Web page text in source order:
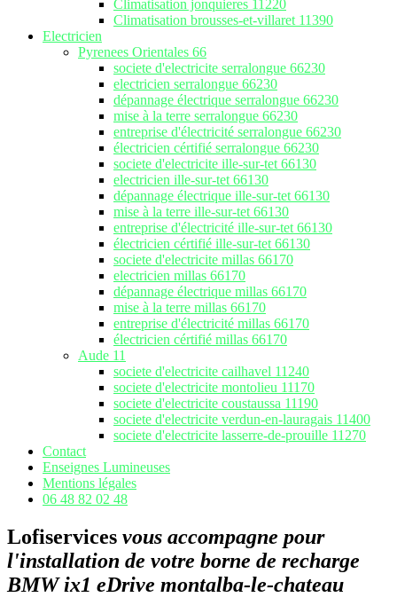
Climatisation jonquieres 11220
Climatisation brousses-et-villaret 11390
Electricien
Pyrenees Orientales 66
societe d'electricite serralongue 66230
electricien serralongue 66230
dépannage électrique serralongue 66230
mise à la terre serralongue 66230
entreprise d'électricité serralongue 66230
électricien cértifié serralongue 66230
societe d'electricite ille-sur-tet 66130
electricien ille-sur-tet 66130
dépannage électrique ille-sur-tet 66130
mise à la terre ille-sur-tet 66130
entreprise d'électricité ille-sur-tet 66130
électricien cértifié ille-sur-tet 66130
societe d'electricite millas 66170
electricien millas 66170
dépannage électrique millas 66170
mise à la terre millas 66170
entreprise d'électricité millas 66170
électricien cértifié millas 66170
Aude 11
societe d'electricite cailhavel 11240
societe d'electricite montolieu 11170
societe d'electricite coustaussa 11190
societe d'electricite verdun-en-lauragais 11400
societe d'electricite lasserre-de-prouille 11270
Contact
Enseignes Lumineuses
Mentions légales
06 48 82 02 48
Lofiservices vous accompagne pour
l'installation de votre borne de recharge
BMW ix1 eDrive montalba-le-chateau